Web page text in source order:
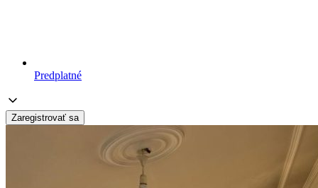
Predplatné
Zaregistrovať sa